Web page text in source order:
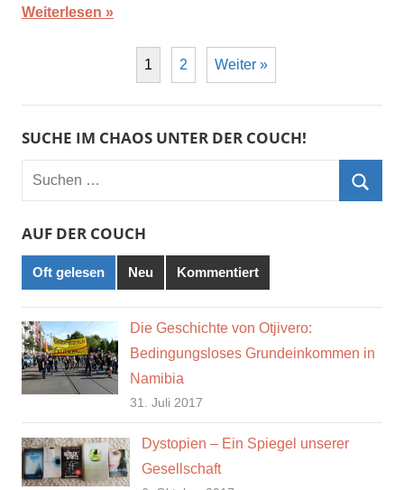
Weiterlesen
1 2 Weiter »
SUCHE IM CHAOS UNTER DER COUCH!
Suchen
AUF DER COUCH
Oft gelesen Neu Kommentiert
Die Geschichte von Otjivero:
Bedingungsloses Grundeinkommen in
Namibia
31. Juli 2017
Dystopien – Ein Spiegel unserer
Gesellschaft